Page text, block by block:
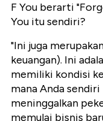
F You berarti
You itu sendiri?
"Ini juga
keuangan). Ini
memiliki kondisi
mana Anda
meninggalkan
memulai bisnis